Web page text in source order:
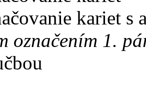
kariet s
označením 1.